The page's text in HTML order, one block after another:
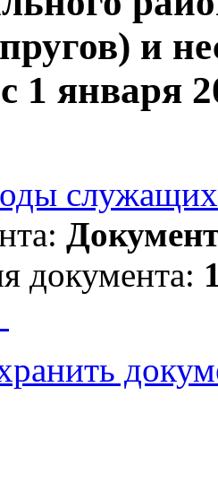
и
1 января
служащих
документа: